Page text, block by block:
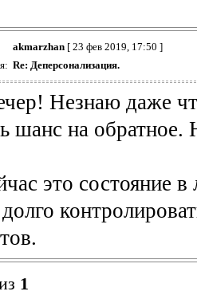
akmarzhan[ 23 фев 2019, 17:50 ]
Re: Деперсонализация.
Незнаю даже
шанс на
это состояние в
1